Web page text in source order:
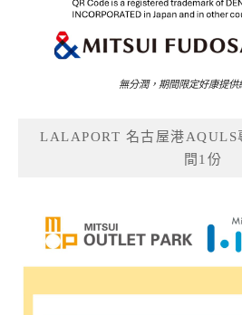
無分潤，期間限定好康提供
LALAPORT 名古屋港AQULS
間1份